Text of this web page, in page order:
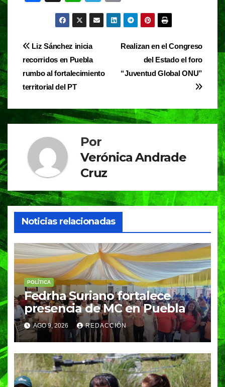
e
b
o
o
k
h
at
s
A
p
el
e
m
in
t
Navegación
de
entradas
Realizan en el Congreso
del Estado el foro
“Juventud Global ONU”
Liz Sánchez inicia
recorridos en Puebla
rumbo al fortalecimiento
territorial del PT
Por
Verónica Andrade
Cruz
Noticias relacionadas
POLÍTICA
Fedrha Suriano fortalece
presencia de MC en Puebla
AGO 9, 2026 REDACCIÓN